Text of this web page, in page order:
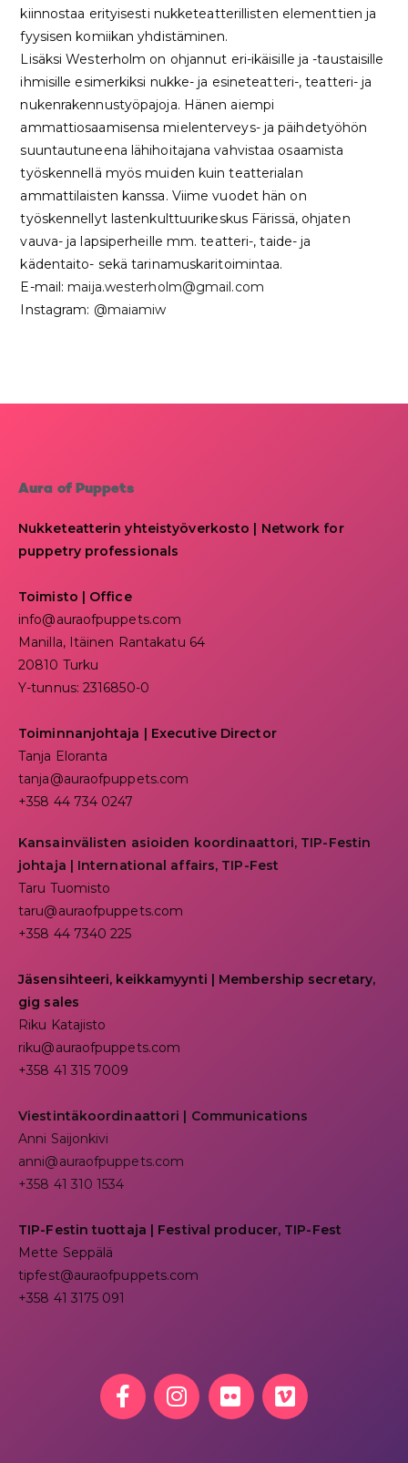
kiinnostaa erityisesti nukketeatterillisten elementtien ja
fyysisen komiikan yhdistäminen.
Lisäksi Westerholm on ohjannut eri-ikäisille ja -taustaisille
ihmisille esimerkiksi nukke- ja esineteatteri-, teatteri- ja
nukenrakennustyöpajoja. Hänen aiempi
ammattiosaamisensa mielenterveys- ja päihdetyöhön
suuntautuneena lähihoitajana vahvistaa osaamista
työskennellä myös muiden kuin teatterialan
ammattilaisten kanssa. Viime vuodet hän on
työskennellyt lastenkulttuurikeskus Färissä, ohjaten
vauva- ja lapsiperheille mm. teatteri-, taide- ja
kädentaito- sekä tarinamuskaritoimintaa.
E-mail: maija.westerholm@gmail.com
Instagram: @maiamiw
Aura of Puppets
Nukketeatterin yhteistyöverkosto | Network for
puppetry professionals
Toimisto | Office
info@auraofpuppets.com
Manilla, Itäinen Rantakatu 64
20810 Turku
Y-tunnus: 2316850-0
Toiminnanjohtaja | Executive Director
Tanja Eloranta
tanja@auraofpuppets.com
+358 44 734 0247
Kansainvälisten asioiden koordinaattori, TIP-Festin
johtaja | International affairs, TIP-Fest
Taru Tuomisto
taru@auraofpuppets.com
+358 44 7340 225
Jäsensihteeri, keikkamyynti | Membership secretary,
gig sales
Riku Katajisto
riku@auraofpuppets.com
+358 41 315 7009
Viestintäkoordinaattori | Communications
Anni Saijonkivi
anni@auraofpuppets.com
+358 41 310 1534
TIP-Festin tuottaja | Festival producer, TIP-Fest
Mette Seppälä
tipfest@auraofpuppets.com
+358 41 3175 091